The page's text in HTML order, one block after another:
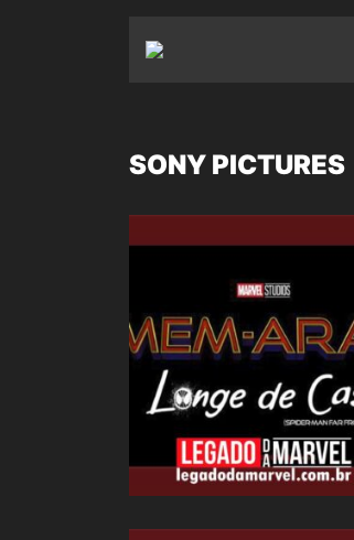
SONY PICTURES